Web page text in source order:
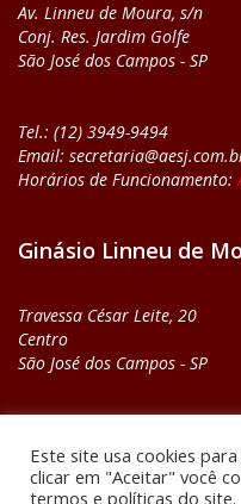
Av. Linneu de Moura, s/n
Conj. Res. Jardim Golfe
São José dos Campos - SP
Tel.: (12) 3949-9494
Email:
Horários de Funcionamento:
Ginásio Linneu de
Travessa César Leite, 20
Centro
São José dos Campos - SP
Email: ginasio@aesj.com.br
Horários de Funcionamento:
Este site usa cookies
clicar em "Aceitar" você
termos e políticas do site.